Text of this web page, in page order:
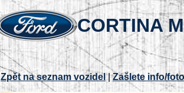
CORTINA
Zpět na seznam vozidel |Zašlete info/